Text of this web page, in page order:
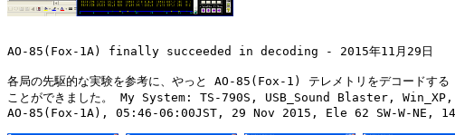
AO-85(Fox-1A) finally succeeded in decoding - 2015年11月29日
各局の先駆的な実験を参考に、やっと AO-85(Fox-1) テレメトリをデコードする
ことができました。 My System: TS-790S, USB_Sound Blaster,
AO-85(Fox-1A), 05:46-06:00JST, 29 Nov 2015, Ele 62 SW-W-NE,